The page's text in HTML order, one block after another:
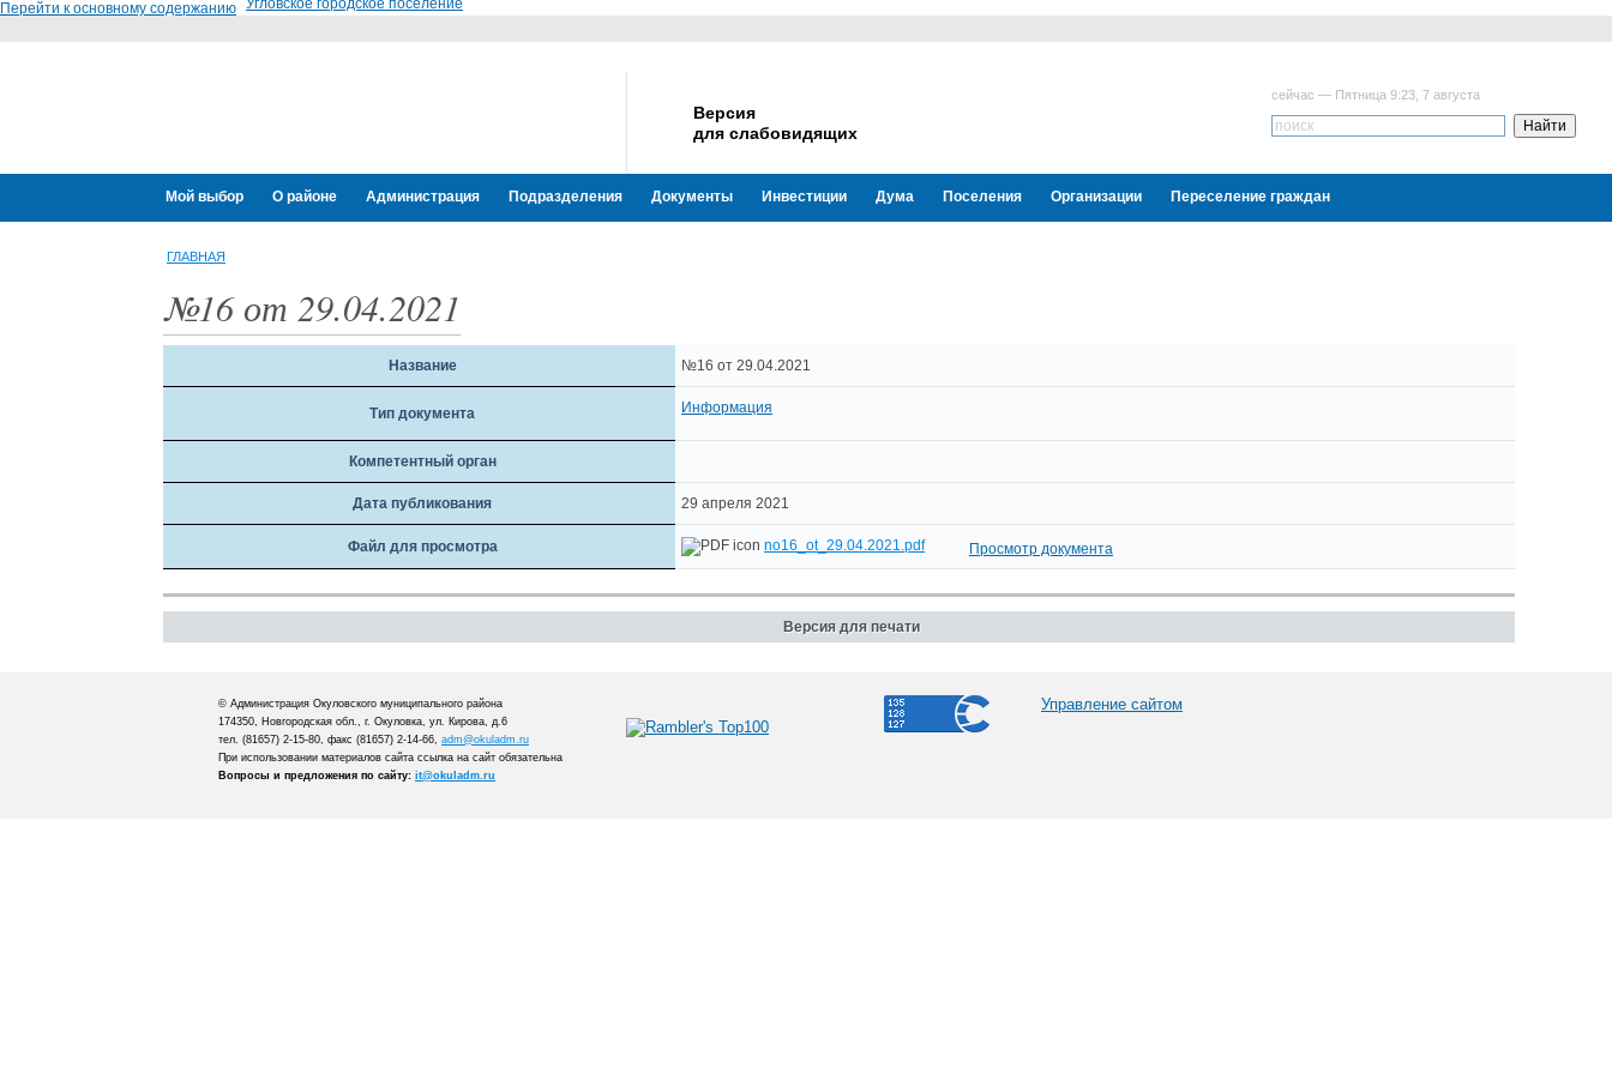
Перейти к основному содержанию Угловское городское поселение
Версия
для слабовидящих
сейчас — Пятница 9:23, 7 августа
Мой выбор О районе Администрация Подразделения Документы Инвестиции Дума Поселения Организации Переселение граждан
ГЛАВНАЯ
№16 от 29.04.2021
Название №16 от 29.04.2021
Тип документа Информация
Компетентный орган
Дата публикования 29 апреля 2021
Файл для просмотра no16_ot_29.04.2021.pdf Просмотр документа
Версия для печати
© Администрация Окуловского муниципального района
174350, Новгородская обл., г. Окуловка, ул. Кирова, д.6
тел. (81657) 2-15-80, факс (81657) 2-14-66, adm@okuladm.ru
При использовании материалов сайта ссылка на сайт обязательна
Вопросы и предложения по сайту: it@okuladm.ru
Управление сайтом